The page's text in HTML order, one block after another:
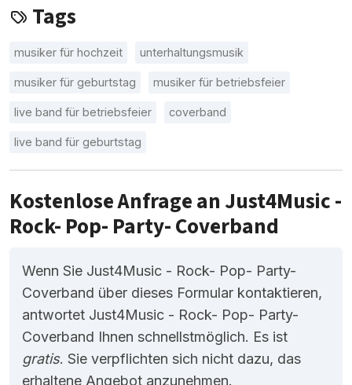
Tags
musiker für hochzeit unterhaltungsmusik
musiker für geburtstag musiker für betriebsfeier
live band für betriebsfeier coverband
live band für geburtstag
Kostenlose Anfrage an Just4Music -
Rock- Pop- Party- Coverband
Wenn Sie Just4Music - Rock- Pop- Party-
Coverband über dieses Formular kontaktieren,
antwortet Just4Music - Rock- Pop- Party-
Coverband Ihnen schnellstmöglich. Es ist
gratis. Sie verpflichten sich nicht dazu, das
erhaltene Angebot anzunehmen.